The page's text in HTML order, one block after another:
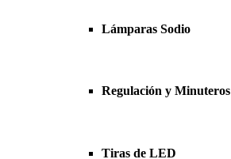
Lámparas Sodio
Regulación y Minuteros
Tiras de LED